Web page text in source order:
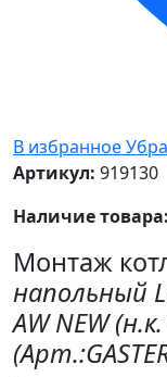
В избранное
Артикул: 919130
Наличие товара:
Монтаж
напольный
AW NEW